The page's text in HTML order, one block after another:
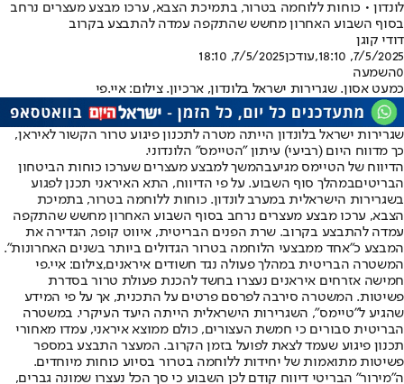
לונדון • כוחות ללוחמה בטרור, בתמיכת הצבא, ערכו מבצע מעצרים נרחב
בסוף השבוע האחרון מחשש שהתקפה עמדה להתבצע בקרוב
דודי קוגן
7/5/2025, 18:10
,עודכן7/5/2025, 18:10
0השמעה
כמעט אסון. שגרירות ישראל בלונדון, ארכיון. צילום: איי.פי
שגרירות ישראל בלונדון הייתה מטרה לתכנון פיגוע טרור הקשור לאיראן,
כך מדווח היום (רביעי) עיתון ״הטיימס״ הלונדוני.
הדיווח של הטיימס מגיעבהמשך למבצע מעצרים שערכו כוחות הביטחון
הבריטיםבמהלך סוף השבוע. על פי הדיווח, התא האיראני תכנן לפגוע
בשגרירות הישראלית במערב לונדון. כוחות ללוחמה בטרור, בתמיכת
הצבא, ערכו מבצע מעצרים נרחב בסוף השבוע האחרון מחשש שהתקפה
עמדה להתבצע בקרוב. שרת הפנים הבריטית, איווט קופר, הגדירה את
המבצע כ״אחד ממבצעי הלוחמה בטרור הגדולים ביותר בשנים האחרונות״.
המשטרה הבריטית במהלך פעולה נגד חשודים איראנים,צילום: איי.פי
חמישה אזרחים איראנים נעצרו בחשד להכנת פעולת טרור בסדרת
פשיטות. המשטרה סירבה לפרסם פרטים על התכנית, אך על פי המידע
שהגיע ל״טיימס״, השגרירות הישראלית הייתה היעד העיקרי. במשטרה
הבריטית סבורים כי חמשת העצורים, כולם ממוצא איראני, עמדו מאחורי
תכנון פיגוע שעמד לצאת לפועל בזמן הקרוב. המעצר התבצע במספר
פשיטות מתואמות של יחידות ללוחמה בטרור בסיוע כוחות מיוחדים.
ה״מירור״ הבריטי דיווח קודם לכן השבוע כי סך הכל נעצרו שמונה גברים,